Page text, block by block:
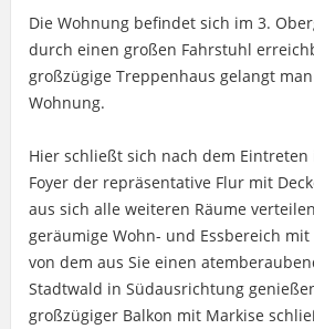
Die Wohnung befindet sich im 3.
durch einen großen Fahrstuhl
großzügige Treppenhaus gelangt
Wohnung.
Hier schließt sich nach dem
Foyer der repräsentative Flur mit
aus sich alle weiteren Räume
geräumige Wohn- und Essbereich
von dem aus Sie einen
Stadtwald in Südausrichtung
großzügiger Balkon mit Markise